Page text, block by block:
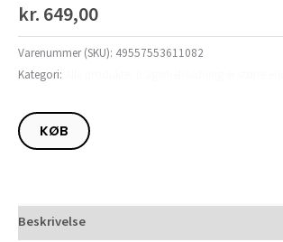
kr. 649,00
Varenummer (SKU): 49557553611082
Kategori:
KØB
Beskrivelse